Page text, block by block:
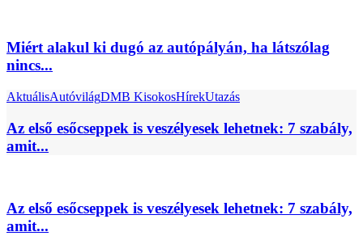
Miért alakul ki dugó az autópályán, ha látszólag
nincs...
AktuálisAutóvilágDMB KisokosHírekUtazás
Az első esőcseppek is veszélyesek lehetnek: 7 szabály,
amit...
Az első esőcseppek is veszélyesek lehetnek: 7 szabály,
amit...